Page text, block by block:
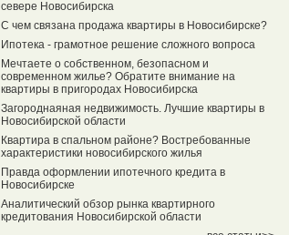
севере Новосибирска
С чем связана продажа квартиры в Новосибирске?
Ипотека - грамотное решение сложного вопроса
Мечтаете о собственном, безопасном и
современном жилье? Обратите внимание на
квартиры в пригородах Новосибирска
Загороднаяная недвижимость. Лучшие квартиры в
Новосибирской области
Квартира в спальном районе? Востребованные
характеристики новосибирского жилья
Правда оформлении ипотечного кредита в
Новосибирске
Аналитический обзор рынка квартирного
кредитования Новосибирской области